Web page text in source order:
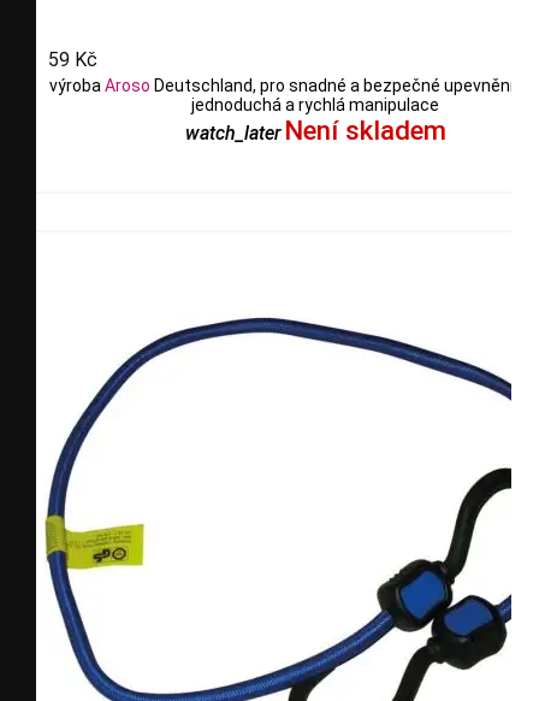
59 Kč
výrobaAroso Deutschland, pro snadné a bezpečné upevnění
jednoduchá a rychlá manipulace
watch_later Není skladem